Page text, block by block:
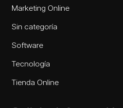
Marketing Online
Sin categoría
Software
Tecnología
Tienda Online